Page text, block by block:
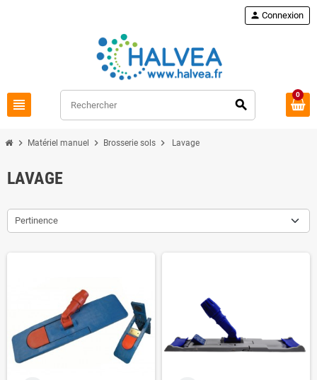
view_headline search
person Connexion
0
chevron_right Matériel manuel chevron_right Brosserie sols chevron_right Lavage
LAVAGE
Pertinence